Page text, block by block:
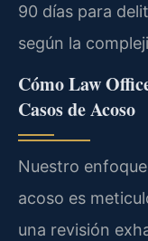
90 días para
según la
Cómo Law
Casos de Acoso
Nuestro
acoso es
una revisión